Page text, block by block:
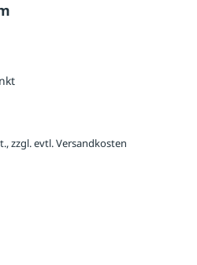
zzgl. evtl. Versandkosten